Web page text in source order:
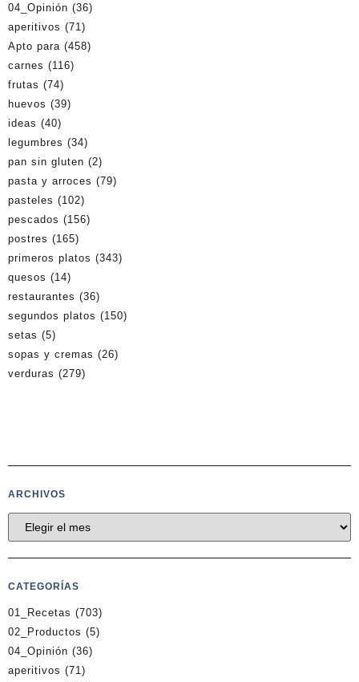
04_Opinión (36)
aperitivos (71)
Apto para (458)
carnes (116)
frutas (74)
huevos (39)
ideas (40)
legumbres (34)
pan sin gluten (2)
pasta y arroces (79)
pasteles (102)
pescados (156)
postres (165)
primeros platos (343)
quesos (14)
restaurantes (36)
segundos platos (150)
setas (5)
sopas y cremas (26)
verduras (279)
ARCHIVOS
CATEGORÍAS
01_Recetas (703)
02_Productos (5)
04_Opinión (36)
aperitivos (71)